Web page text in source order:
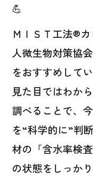
💪
ＭＩＳＴ工法®
人微生物対策協
をおすすめして
見た目ではわか
調べることで、
を“科学的に”判
材の「含水率検
の状態をしっか